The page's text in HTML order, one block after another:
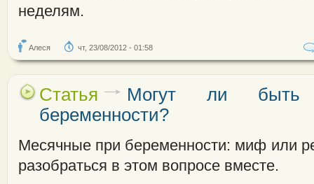
неделям.
Алеся чт, 23/08/2012 - 01:58
Статья
Могут ли быть
беременности?
Месячные при беременности: миф или
разобраться в этом вопросе вместе.